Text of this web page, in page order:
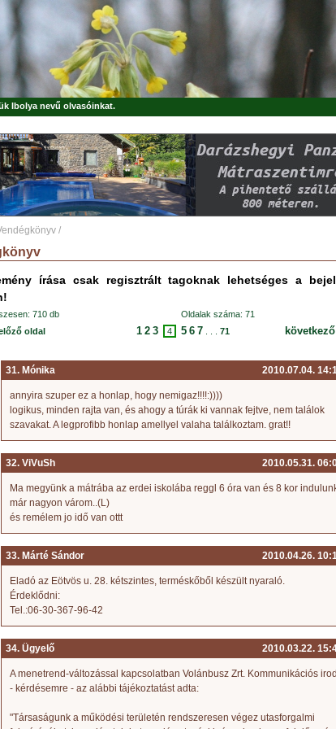
Ibolya nevű olvasóinkat.
/
írása csak regisztrált tagoknak lehetséges a
710 db
Oldalak száma: 71
oldal
1 2 3 4 5 6 7. . . 71
31. Mónika 2010.07.04.
annyira szuper ez a honlap, hogy nemigaz!!!!:))))
logikus, minden rajta van, és ahogy a túrák ki vannak fejtve, nem találok
szavakat. A legprofibb honlap amellyel valaha találkoztam. grat!!
32. ViVuSh 2010.05.31.
Ma megyünk a mátrába az erdei iskolába reggl 6 óra van és 8 kor
már nagyon várom..(L)
és remélem jo idő van ottt
33. Márté Sándor 2010.04.26.
Eladó az Eötvös u. 28. kétszintes, terméskőből készült nyaraló.
Érdeklődni:
Tel.:06-30-367-96-42
34. Ügyelő 2010.03.22.
A menetrend-változással kapcsolatban Volánbusz Zrt. Kommunikációs
- kérdésemre - az alábbi tájékoztatást adta:
"Társaságunk a működési területén rendszeresen végez utasforgalmi